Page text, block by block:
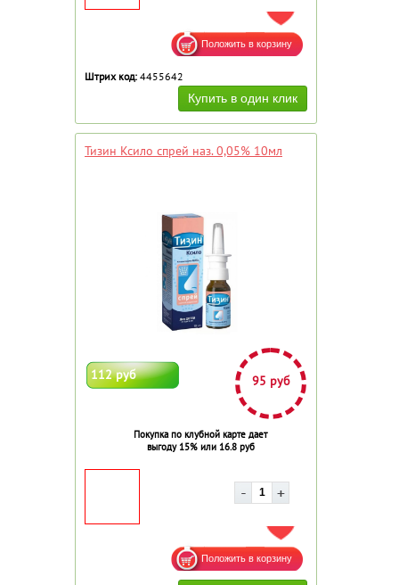
ДОБАВИТЬ В ИЗБРАННОЕ
Штрих код: 4455642
Тизин Ксило спрей наз. 0,05% 10мл
112 руб 95 руб
Покупка по клубной карте дает
выгоду 15% или 16.8 руб
ДОБАВИТЬ В ИЗБРАННОЕ